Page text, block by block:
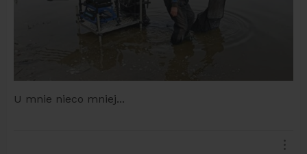
U mnie nieco mniej...